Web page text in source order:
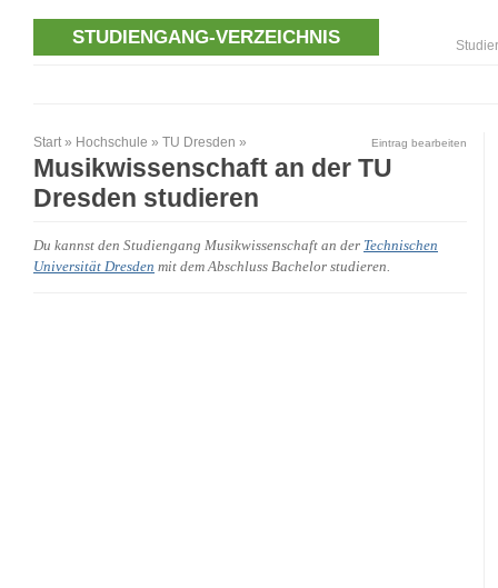
STUDIENGANG-VERZEICHNIS
Start » Hochschule » TU Dresden » Eintrag bearbeiten
Musikwissenschaft an der TU
Dresden studieren
Du kannst den Studiengang Musikwissenschaft an der Technischen
Universität Dresden mit dem Abschluss Bachelor studieren.